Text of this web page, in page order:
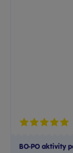
BO-PO aktivity